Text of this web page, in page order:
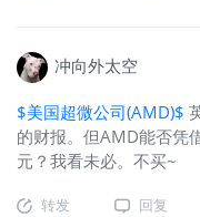
冲向外太空
$美国超微公司(AMD)$
的财报。但AMD能否凭
元？我看未必。不买~
转发 回复